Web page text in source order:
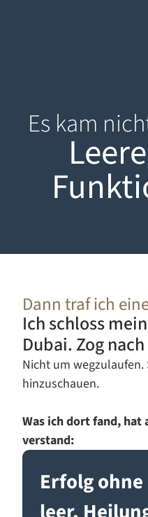
Es kam
Dann traf ich
Ich schloss
Dubai. Zog
Nicht um
hinzuschauen.
Was ich dort fand, hat
verstand:
Erfolg